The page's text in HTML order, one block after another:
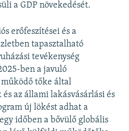
a GDP növekedését.
erőfeszítései és a
tapasztalható
tevékenység
ben a javuló
tőke által
az állami lakásvásárlási és
új lökést adhat a
időben a bővülő globális